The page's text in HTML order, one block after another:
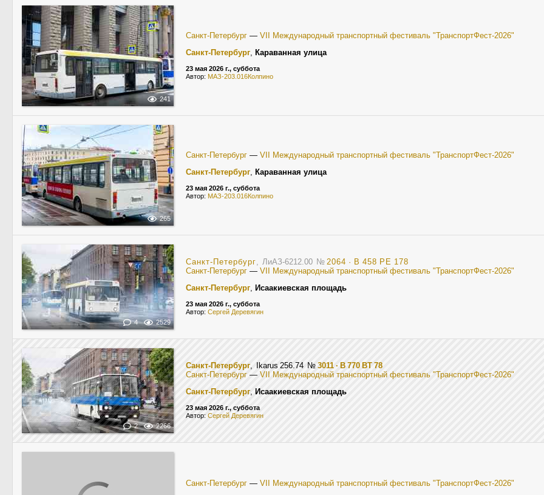
241
Санкт-Петербург — VII Международный транспортный фестиваль "ТранспортФест-2026"
Санкт-Петербург, Караванная улица
23 мая 2026 г., суббота
Автор: МАЗ-203.016Колпино
265
Санкт-Петербург — VII Международный транспортный фестиваль "ТранспортФест-2026"
Санкт-Петербург, Караванная улица
23 мая 2026 г., суббота
Автор: МАЗ-203.016Колпино
4 2529
Санкт-Петербург, ЛиАЗ-6212.00 № 2064 · В 458 РЕ 178
Санкт-Петербург — VII Международный транспортный фестиваль "ТранспортФест-2026"
Санкт-Петербург, Исаакиевская площадь
23 мая 2026 г., суббота
Автор: Сергей Деревягин
2 2266
Санкт-Петербург, Ikarus 256.74 № 3011 · В 770 ВТ 78
Санкт-Петербург — VII Международный транспортный фестиваль "ТранспортФест-2026"
Санкт-Петербург, Исаакиевская площадь
23 мая 2026 г., суббота
Автор: Сергей Деревягин
Санкт-Петербург — VII Международный транспортный фестиваль "ТранспортФест-2026"